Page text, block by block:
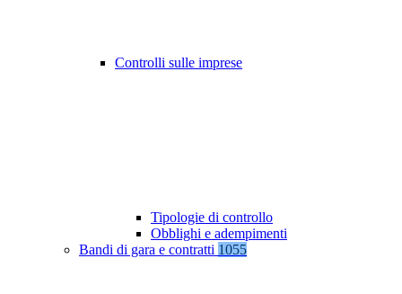
Controlli sulle imprese
Tipologie di controllo
Obblighi e adempimenti
Bandi di gara e contratti 1055